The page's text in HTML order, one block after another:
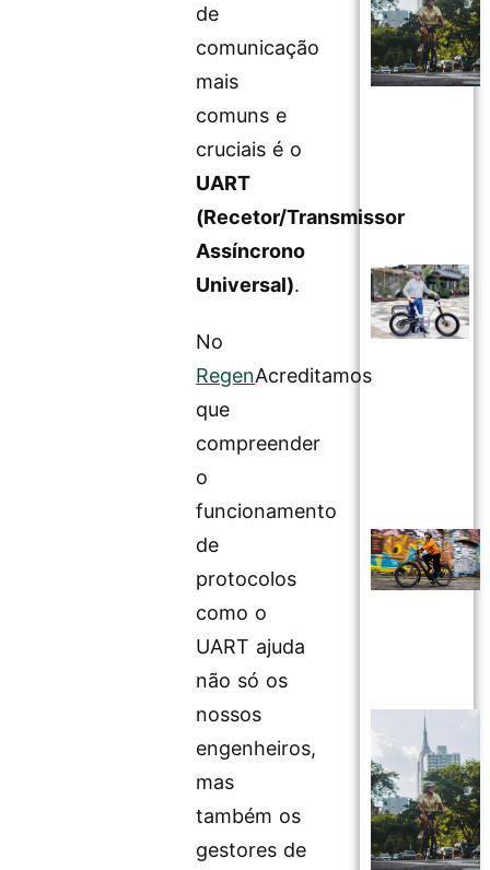
de
comunicação
mais
comuns e
cruciais é o
UART
(Recetor/Transmissor
Assíncrono
Universal).
No
RegenAcreditamos
que
compreender
o
funcionamento
de
protocolos
como o
UART ajuda
não só os
nossos
engenheiros,
mas
também os
gestores de